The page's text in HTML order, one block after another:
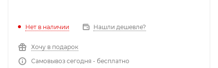
Нет в наличии Нашли дешевле?
Хочу в подарок
Самовывоз сегодня - бесплатно